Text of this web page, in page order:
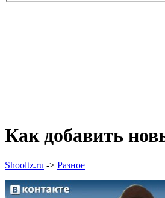
Как добавить
Shooltz.ru -> Разное